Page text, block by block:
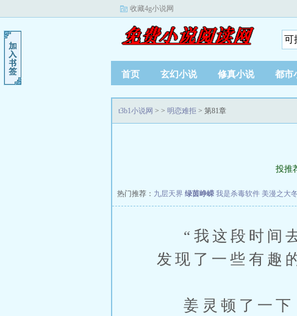
收藏4g小说网
首页 玄幻小说 修真小说 都市
t3b1小说网 > > 明恋难拒 > 第81章
投推
热门推荐： 九层天界 绿茵峥嵘 我是杀毒软件 美漫之大
“我这段时间去
发现了一些有趣
姜灵顿了一下